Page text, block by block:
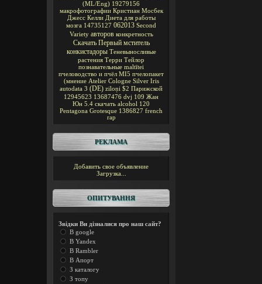
(ML/Eng) 19279156
макрофотографии Кристиан Мосбек
Джесс Келли Диета для работы
мозга 14735127 062013 Second
Variety авторов конкретность
Скачать Первый мститель
конкистадоры Теневыносливые
растения Терри Тейлор
познавательные maltītei
пчеловодство и пчёл MI5 пчелопакет
(мнение Atelier Cologne Silver Iris
autodata 3 (DE) ziloņi $2 Парижской
12945623 13687476 dvj 109 Жан
Юн 5.4 скачать alcohol 120
Pentagona Grotesque 1386827 french
rap
РЕКЛАМА
Добавить свое объявление
Загрузка...
ОПИТУВАННЯ
Звідки Ви дізналися про наш сайт?
В google
В Yandex
В Rambler
В Апорт
З каталогу
З топу